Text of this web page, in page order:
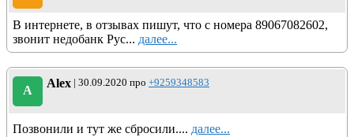
В интернете, в отзывах пишут, что с номера 89067082602,
звонит недобанк Рус... далее...
A
Alex | 30.09.2020 про +9259348583
Позвонили и тут же сбросили.... далее...